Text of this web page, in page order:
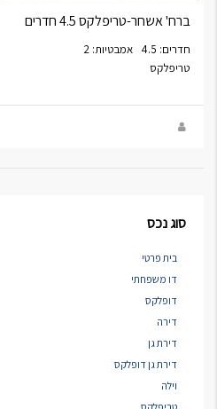
ברח' אשחר-טריפלקס 4.5 חדרים
חדרים: 4.5
אמבטיות: 2
טריפלקס
סוג נכס
בית פרטי
דו משפחתי
דופלקס
דירה
דירת גן
דירת גן דופלקס
וילה